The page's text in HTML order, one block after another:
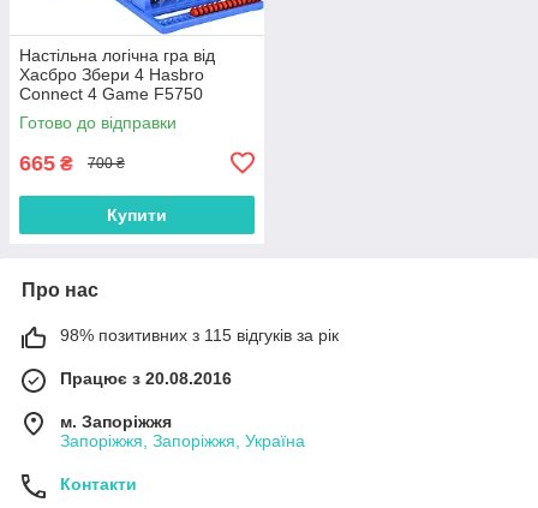
Настільна логічна гра від
Хасбро Збери 4 Hasbro
Connect 4 Game F5750
Готово до відправки
665 ₴ 700 ₴
Купити
Про нас
98% позитивних з 115 відгуків за рік
Працює з 20.08.2016
м. Запоріжжя
Запоріжжя, Запоріжжя, Україна
Контакти